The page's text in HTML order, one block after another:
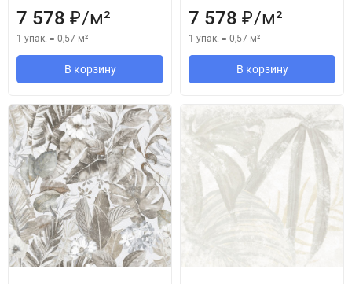
7 578 ₽/м²
1 упак. = 0,57 м²
В корзину
7 578 ₽/м²
1 упак. = 0,57 м²
В корзину